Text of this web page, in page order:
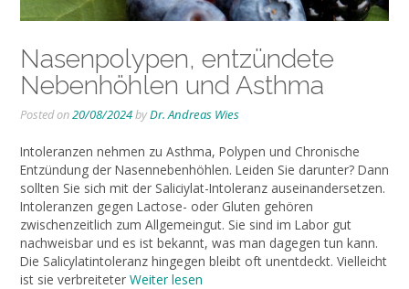
Nasenpolypen, entzündete
Nebenhöhlen und Asthma
Posted on20/08/2024byDr. Andreas Wies
Intoleranzen nehmen zu Asthma, Polypen und Chronische
Entzündung der Nasennebenhöhlen. Leiden Sie darunter? Dann
sollten Sie sich mit der Saliciylat-Intoleranz auseinandersetzen.
Intoleranzen gegen Lactose- oder Gluten gehören
zwischenzeitlich zum Allgemeingut. Sie sind im Labor gut
nachweisbar und es ist bekannt, was man dagegen tun kann.
Die Salicylatintoleranz hingegen bleibt oft unentdeckt. Vielleicht
ist sie verbreiteter Weiter lesen